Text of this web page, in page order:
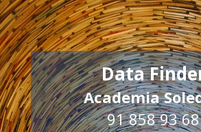
Data
Academia
91 858 93 68